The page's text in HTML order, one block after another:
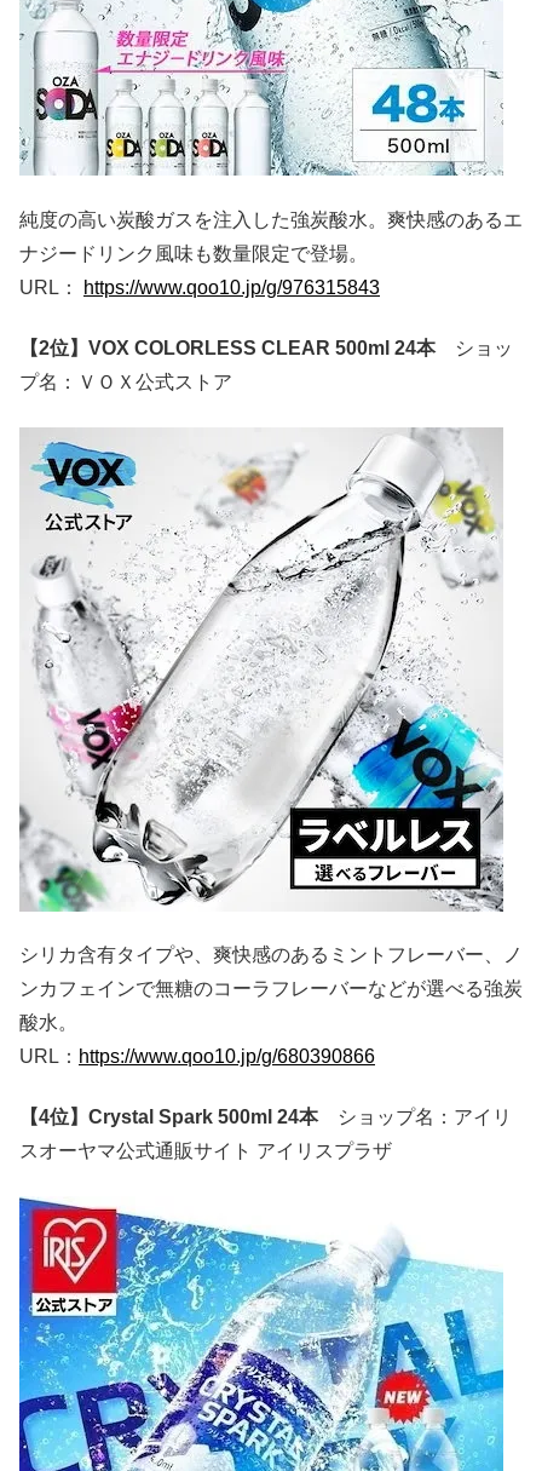
純度の高い炭酸ガスを注入した強炭酸水。爽快感のあるエ
ナジードリンク風味も数量限定で登場。
URL：
https://www.qoo10.jp/g/976315843
【2位】VOX COLORLESS CLEAR 500ml 24本ショッ
プ名：ＶＯＸ公式ストア
シリカ含有タイプや、爽快感のあるミントフレーバー、ノ
ンカフェインで無糖のコーラフレーバーなどが選べる強炭
酸水。
URL： https://www.qoo10.jp/g/680390866
【4位】Crystal Spark 500ml 24本
ショップ名：アイリ
スオーヤマ公式通販サイト アイリスプラザ